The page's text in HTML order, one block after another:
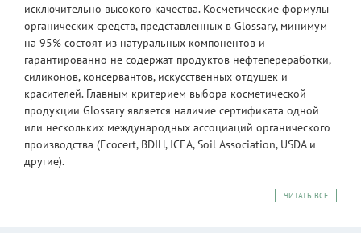
исключительно высокого качества. Косметические формулы
органических средств, представленных в Glossary, минимум
на 95% состоят из натуральных компонентов и
гарантированно не содержат продуктов нефтепереработки,
силиконов, консервантов, искусственных отдушек и
красителей. Главным критерием выбора косметической
продукции Glossary является наличие сертификата одной
или нескольких международных ассоциаций органического
производства (Ecocert, BDIH, ICEA, Soil Association, USDA и
другие).
ЧИТАТЬ ВСЕ